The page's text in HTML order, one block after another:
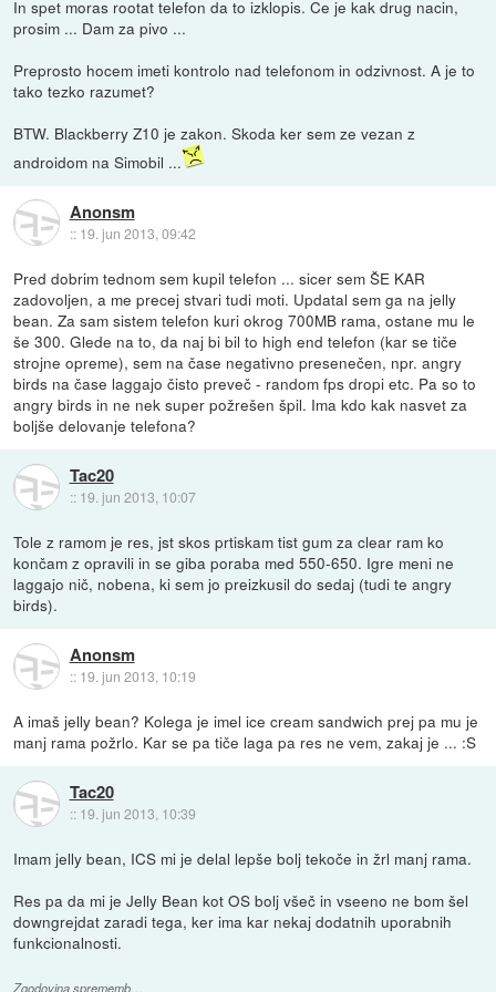
In spet moras rootat telefon da to izklopis. Ce je kak drug nacin,
prosim ... Dam za pivo ...
Preprosto hocem imeti kontrolo nad telefonom in odzivnost. A je to
tako tezko razumet?
BTW. Blackberry Z10 je zakon. Skoda ker sem ze vezan z
androidom na Simobil ...
Anonsm
:: 19. jun 2013, 09:42
Pred dobrim tednom sem kupil telefon ... sicer sem ŠE KAR
zadovoljen, a me precej stvari tudi moti. Updatal sem ga na jelly
bean. Za sam sistem telefon kuri okrog 700MB rama, ostane mu le
še 300. Glede na to, da naj bi bil to high end telefon (kar se tiče
strojne opreme), sem na čase negativno presenečen, npr. angry
birds na čase laggajo čisto preveč - random fps dropi etc. Pa so to
angry birds in ne nek super požrešen špil. Ima kdo kak nasvet za
boljše delovanje telefona?
Tac20
:: 19. jun 2013, 10:07
Tole z ramom je res, jst skos prtiskam tist gum za clear ram ko
končam z opravili in se giba poraba med 550-650. Igre meni ne
laggajo nič, nobena, ki sem jo preizkusil do sedaj (tudi te angry
birds).
Anonsm
:: 19. jun 2013, 10:19
A imaš jelly bean? Kolega je imel ice cream sandwich prej pa mu je
manj rama požrlo. Kar se pa tiče laga pa res ne vem, zakaj je ... :S
Tac20
:: 19. jun 2013, 10:39
Imam jelly bean, ICS mi je delal lepše bolj tekoče in žrl manj rama.
Res pa da mi je Jelly Bean kot OS bolj všeč in vseeno ne bom šel
downgrejdat zaradi tega, ker ima kar nekaj dodatnih uporabnih
funkcionalnosti.
Zgodovina sprememb…